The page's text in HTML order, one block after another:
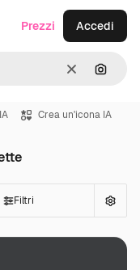
CancellaCerca
Prezzi Accedi
Crea un'icona IA
Filtri